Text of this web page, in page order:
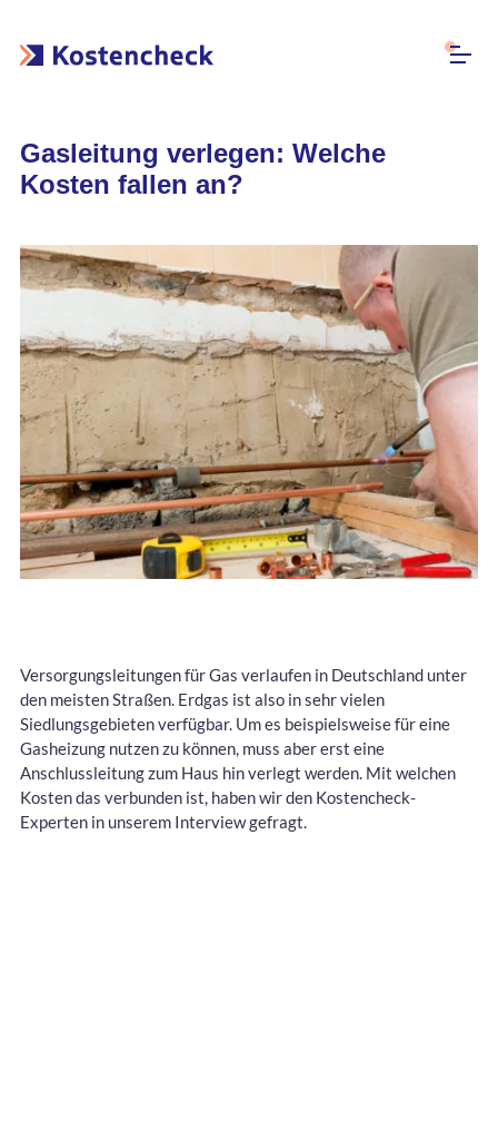
Gasleitung verlegen: Welche
Kosten fallen an?
Versorgungsleitungen für Gas verlaufen in Deutschland unter
den meisten Straßen. Erdgas ist also in sehr vielen
Siedlungsgebieten verfügbar. Um es beispielsweise für eine
Gasheizung nutzen zu können, muss aber erst eine
Anschlussleitung zum Haus hin verlegt werden. Mit welchen
Kosten das verbunden ist, haben wir den Kostencheck-
Experten in unserem Interview gefragt.